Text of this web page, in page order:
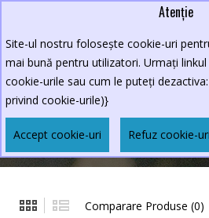
Atenție
Site-ul nostru folosește cookie-uri
mai bună pentru utilizatori. Urmați
cookie-urile sau cum le puteți
privind cookie-urile)}
Accept cookie-uri Refuz cookie-uri
0264.590213
New Croco
SALATE
Comparare Produse (0)